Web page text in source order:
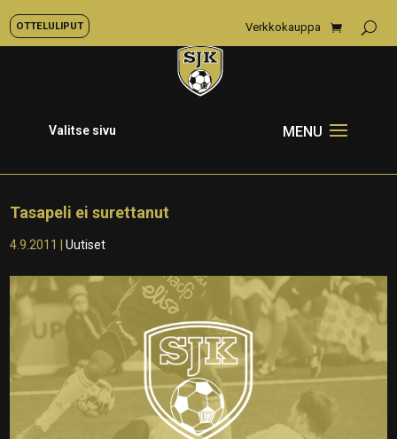
OTTELULIPUT Verkkokauppa
Valitse sivu
Tasapeli ei surettanut
4.9.2011 |Uutiset